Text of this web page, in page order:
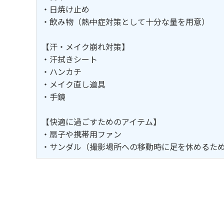
・日焼け止め
・飲み物（熱中症対策として十分な量を用意）
【汗・メイク崩れ対策】
・汗拭きシート
・ハンカチ
・メイク直し道具
・手鏡
【快適に過ごすためのアイテム】
・扇子や携帯用ファン
・サンダル（撮影場所への移動時に足を休めるた